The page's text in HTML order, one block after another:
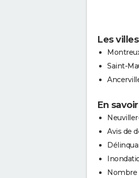
Les
Saint-
En
Avis de
Nombre